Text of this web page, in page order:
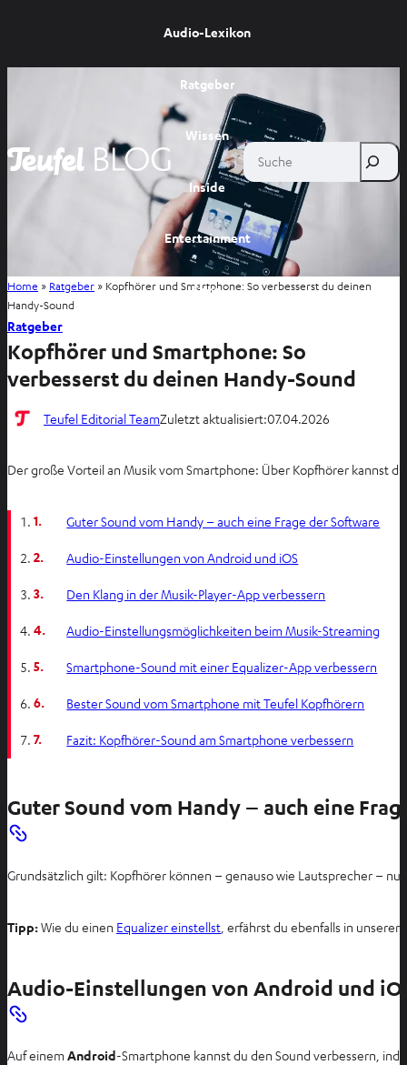
Audio-Lexikon
Ratgeber
Wissen
Inside
Entertainment
Shop
Suche
Home » Ratgeber » Kopfhörer und Smartphone: So verbesserst du deinen
Handy-Sound
Ratgeber
Kopfhörer und Smartphone: So
verbesserst du deinen Handy-Sound
Teufel Editorial TeamZuletzt aktualisiert:07.04.2026
Der große Vorteil an Musik vom Smartphone: Über Kopfhörer kannst
1. Guter Sound vom Handy – auch eine Frage der Software
2. Audio-Einstellungen von Android und iOS
3. Den Klang in der Musik-Player-App verbessern
4. Audio-Einstellungsmöglichkeiten beim Musik-Streaming
5. Smartphone-Sound mit einer Equalizer-App verbessern
6. Bester Sound vom Smartphone mit Teufel Kopfhörern
7. Fazit: Kopfhörer-Sound am Smartphone verbessern
Guter Sound vom Handy – auch eine
Grundsätzlich gilt: Kopfhörer können – genauso wie Lautsprecher –
Tipp:Wie du einen Equalizer einstellst , erfährst du ebenfalls in
Audio-Einstellungen von Android und
Auf einem Android-Smartphone kannst du den Sound verbessern,